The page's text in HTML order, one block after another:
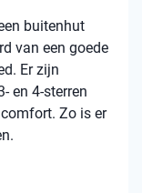
buitenhut
van een goede
Er zijn
en 4-sterren
Zo is er